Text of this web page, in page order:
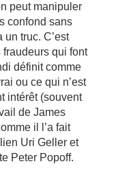
peut manipuler
confond sans
un truc. C’est
fraudeurs qui font
définit comme
ou ce qui n’est
intérêt (souvent
de James
il l’a fait
Uri Geller et
Peter Popoff.